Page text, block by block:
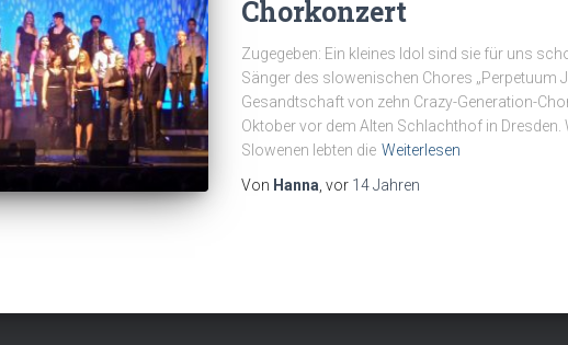
Chorkonzert
Zugegeben: Ein kleines Idol sind sie für uns
Sänger des slowenischen Chores „Perpetuum
Gesandtschaft von zehn Crazy-Generation-
Oktober vor dem Alten Schlachthof in
Slowenen lebten die Weiterlesen
Von Hanna , vor 14 Jahren